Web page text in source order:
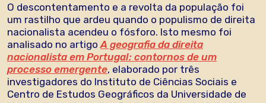
O descontentamento e a revolta da população foi
um rastilho que ardeu quando o populismo de direita
nacionalista acendeu o fósforo. Isto mesmo foi
analisado no artigoA geografia da direita
nacionalista em Portugal: contornos de um
processo emergente, elaborado por três
investigadores do Instituto de Ciências Sociais e
Centro de Estudos Geográficos da Universidade de